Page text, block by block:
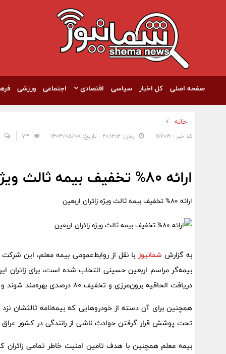
صفحه اصلی کل اخبار سیاسی اقتصادی اجتماعی ورزشی
خانه
کد خبر : 1117019 زمان: ۲۰:۱۲:۱۲ - تاریخ: ۱۴۰۴/۰۵/۰۸
ارائه 80% تخفیف بیمه ثالث ویژه زائران اربعین
ارائه 80% تخفیف بیمه ثالث ویژه زائران اربعین
به گزارش شمانیوز با نقل از روابط‌عمومی بیمه معلم، این
بیمه‌گر مراسم اربعین حسینی انتخاب شده است، برای زائران
دریافت الحاقیه برون‌مرزی و تخفیف 80 درصدی بهره‌مند شوند و خودروهای خود را تحت پوشش بیمه شخص ثالث از مرز عبور دهند.
همچنین برای آن دسته از خودروهایی که بیمه‌نامه ثالثشان
تحت پوشش قرار گرفتن حوادث ناشی از رانندگی در کشور
بیمه معلم همچنین با هدف تامین امنیت خاطر تمامی زائران